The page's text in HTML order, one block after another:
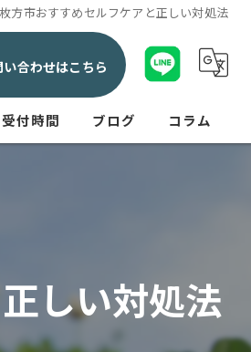
方市おすすめセルフケアと正しい対処法
い合わせはこちら
受付時間 ブログ コラム
しい対処法